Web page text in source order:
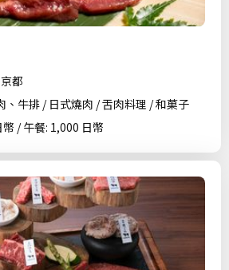
都
、牛排 / 日式燒肉 / 舌肉料理 / 和菓子
/ 午餐: 1,000 日幣